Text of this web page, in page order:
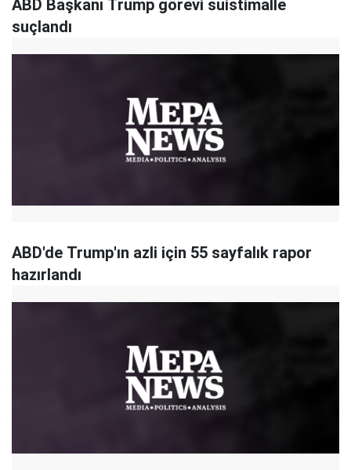
ABD Başkanı Trump görevi suistimalle
suçlandı
ABD'de Trump'ın azli için 55 sayfalık rapor
hazırlandı